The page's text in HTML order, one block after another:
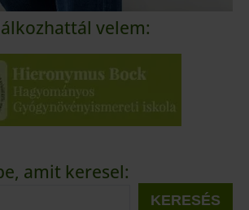
velem:
amit keresel:
KERESÉS